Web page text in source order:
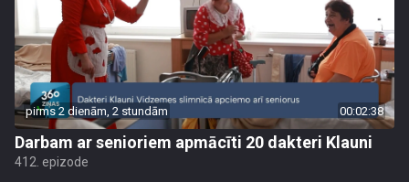
pirms 2 dienām, 2 stundām 00:02:38
Darbam ar senioriem apmācīti 20 dakteri Klauni
412. epizode